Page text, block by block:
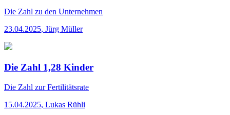
Die Zahl zu den Unternehmen
23.04.2025, Jürg Müller
Die Zahl 1,28 Kinder
Die Zahl zur Fertilitätsrate
15.04.2025, Lukas Rühli